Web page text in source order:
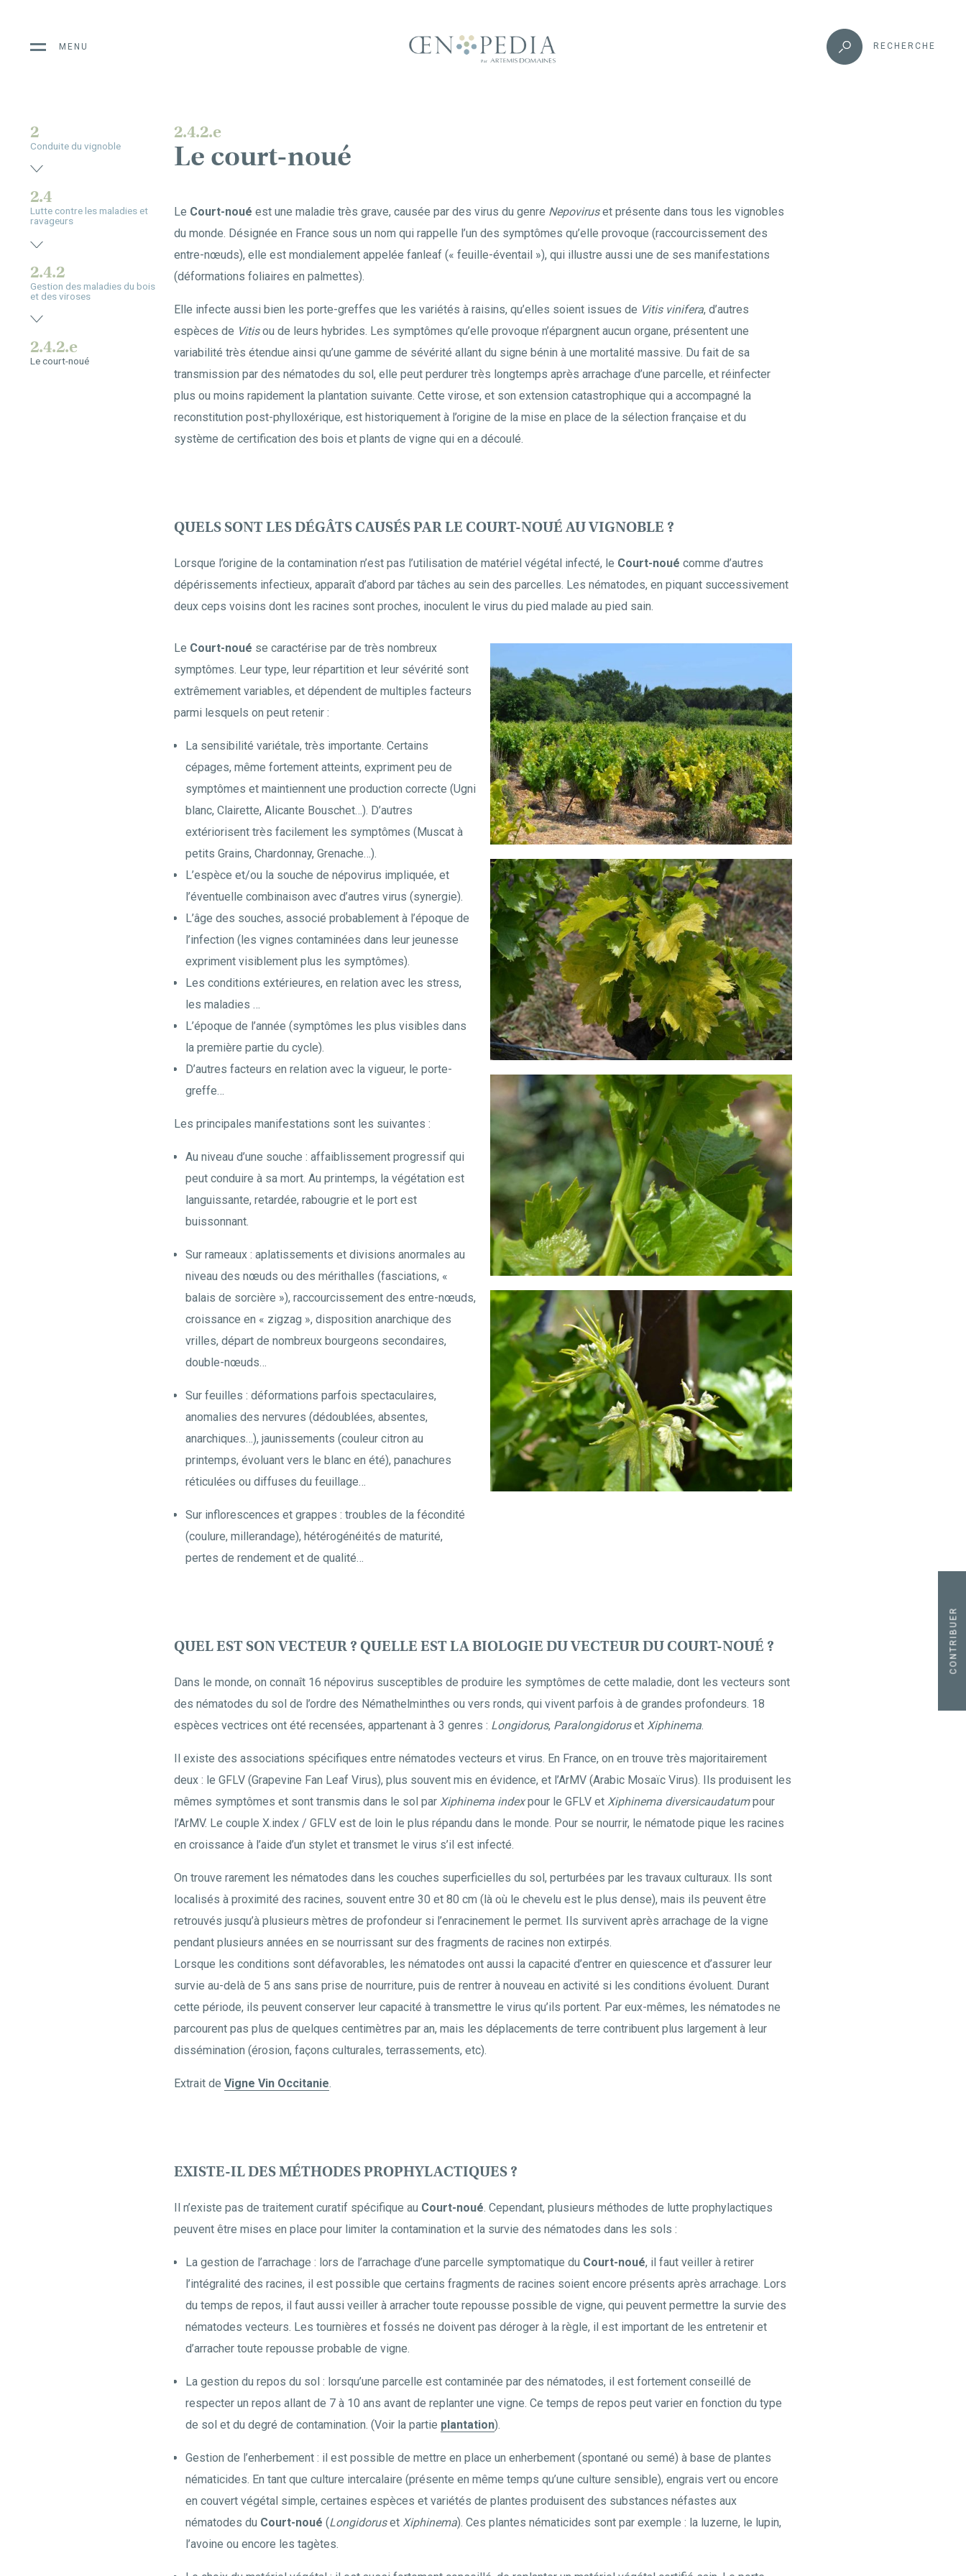
MENU RECHERCHE
2.4.2.e
Le court-noué
Le Court-noué est une maladie très grave, causée par des virus du genre Nepoviruset présente dans tous les vignobles
du monde. Désignée en France sous un nom qui rappelle l’un des symptômes qu’elle provoque (raccourcissement des
entre-nœuds), elle est mondialement appelée fanleaf (« feuille-éventail »), qui illustre aussi une de ses manifestations
(déformations foliaires en palmettes).
Elle infecte aussi bien les porte-greffes que les variétés à raisins, qu’elles soient issues de Vitis vinifera, d’autres
espèces de Vitisou de leurs hybrides. Les symptômes qu’elle provoque n’épargnent aucun organe, présentent une
variabilité très étendue ainsi qu’une gamme de sévérité allant du signe bénin à une mortalité massive. Du fait de sa
transmission par des nématodes du sol, elle peut perdurer très longtemps après arrachage d’une parcelle, et réinfecter
plus ou moins rapidement la plantation suivante. Cette virose, et son extension catastrophique qui a accompagné la
reconstitution post-phylloxérique, est historiquement à l’origine de la mise en place de la sélection française et du
système de certification des bois et plants de vigne qui en a découlé.
QUELS SONT LES DÉGÂTS CAUSÉS PAR LE COURT-NOUÉ AU VIGNOBLE ?
Lorsque l’origine de la contamination n’est pas l’utilisation de matériel végétal infecté, le Court-noué comme d’autres
dépérissements infectieux, apparaît d’abord par tâches au sein des parcelles. Les nématodes, en piquant successivement
deux ceps voisins dont les racines sont proches, inoculent le virus du pied malade au pied sain.
Le Court-noué se caractérise par de très nombreux
symptômes. Leur type, leur répartition et leur sévérité sont
extrêmement variables, et dépendent de multiples facteurs
parmi lesquels on peut retenir :
La sensibilité variétale, très importante. Certains
cépages, même fortement atteints, expriment peu de
symptômes et maintiennent une production correcte (Ugni
blanc, Clairette, Alicante Bouschet…). D’autres
extériorisent très facilement les symptômes (Muscat à
petits Grains, Chardonnay, Grenache…).
L’espèce et/ou la souche de népovirus impliquée, et
l’éventuelle combinaison avec d’autres virus (synergie).
L’âge des souches, associé probablement à l’époque de
l’infection (les vignes contaminées dans leur jeunesse
expriment visiblement plus les symptômes).
Les conditions extérieures, en relation avec les stress,
les maladies …
L’époque de l’année (symptômes les plus visibles dans
la première partie du cycle).
D’autres facteurs en relation avec la vigueur, le porte-
greffe…
Les principales manifestations sont les suivantes :
Au niveau d’une souche : affaiblissement progressif qui
peut conduire à sa mort. Au printemps, la végétation est
languissante, retardée, rabougrie et le port est
buissonnant.
Sur rameaux : aplatissements et divisions anormales au
niveau des nœuds ou des mérithalles (fasciations, «
balais de sorcière »), raccourcissement des entre-nœuds,
croissance en « zigzag », disposition anarchique des
vrilles, départ de nombreux bourgeons secondaires,
double-nœuds…
Sur feuilles : déformations parfois spectaculaires,
anomalies des nervures (dédoublées, absentes,
anarchiques…), jaunissements (couleur citron au
printemps, évoluant vers le blanc en été), panachures
réticulées ou diffuses du feuillage…
Sur inflorescences et grappes : troubles de la fécondité
(coulure, millerandage), hétérogénéités de maturité,
pertes de rendement et de qualité…
QUEL EST SON VECTEUR ? QUELLE EST LA BIOLOGIE DU VECTEUR DU COURT-NOUÉ ?
Dans le monde, on connaît 16 népovirus susceptibles de produire les symptômes de cette maladie, dont les vecteurs sont
des nématodes du sol de l’ordre des Némathelminthes ou vers ronds, qui vivent parfois à de grandes profondeurs. 18
espèces vectrices ont été recensées, appartenant à 3 genres : Longidorus, Paralongidoruset Xiphinema.
Il existe des associations spécifiques entre nématodes vecteurs et virus. En France, on en trouve très majoritairement
deux : le GFLV (Grapevine Fan Leaf Virus), plus souvent mis en évidence, et l’ArMV (Arabic Mosaïc Virus). Ils produisent les
mêmes symptômes et sont transmis dans le sol par Xiphinema indexpour le GFLV et Xiphinema diversicaudatumpour
l’ArMV. Le couple X.index / GFLV est de loin le plus répandu dans le monde. Pour se nourrir, le nématode pique les racines
en croissance à l’aide d’un stylet et transmet le virus s’il est infecté.
On trouve rarement les nématodes dans les couches superficielles du sol, perturbées par les travaux culturaux. Ils sont
localisés à proximité des racines, souvent entre 30 et 80 cm (là où le chevelu est le plus dense), mais ils peuvent être
retrouvés jusqu’à plusieurs mètres de profondeur si l’enracinement le permet. Ils survivent après arrachage de la vigne
pendant plusieurs années en se nourrissant sur des fragments de racines non extirpés.
Lorsque les conditions sont défavorables, les nématodes ont aussi la capacité d’entrer en quiescence et d’assurer leur
survie au-delà de 5 ans sans prise de nourriture, puis de rentrer à nouveau en activité si les conditions évoluent. Durant
cette période, ils peuvent conserver leur capacité à transmettre le virus qu’ils portent. Par eux-mêmes, les nématodes ne
parcourent pas plus de quelques centimètres par an, mais les déplacements de terre contribuent plus largement à leur
dissémination (érosion, façons culturales, terrassements, etc).
Extrait de Vigne Vin Occitanie.
EXISTE-IL DES MÉTHODES PROPHYLACTIQUES ?
Il n’existe pas de traitement curatif spécifique au Court-noué. Cependant, plusieurs méthodes de lutte prophylactiques
peuvent être mises en place pour limiter la contamination et la survie des nématodes dans les sols :
La gestion de l’arrachage : lors de l’arrachage d’une parcelle symptomatique du Court-noué, il faut veiller à retirer
l’intégralité des racines, il est possible que certains fragments de racines soient encore présents après arrachage. Lors
du temps de repos, il faut aussi veiller à arracher toute repousse possible de vigne, qui peuvent permettre la survie des
nématodes vecteurs. Les tournières et fossés ne doivent pas déroger à la règle, il est important de les entretenir et
d’arracher toute repousse probable de vigne.
La gestion du repos du sol : lorsqu’une parcelle est contaminée par des nématodes, il est fortement conseillé de
respecter un repos allant de 7 à 10 ans avant de replanter une vigne. Ce temps de repos peut varier en fonction du type
de sol et du degré de contamination. (Voir la partie plantation).
Gestion de l’enherbement : il est possible de mettre en place un enherbement (spontané ou semé) à base de plantes
nématicides. En tant que culture intercalaire (présente en même temps qu’une culture sensible), engrais vert ou encore
en couvert végétal simple, certaines espèces et variétés de plantes produisent des substances néfastes aux
nématodes du Court-noué (Longidoruset Xiphinema). Ces plantes nématicides sont par exemple : la luzerne, le lupin,
l’avoine ou encore les tagètes.
CONTRIBUER
2
Conduite du vignoble
2.4
Lutte contre les maladies et
ravageurs
2.4.2
Gestion des maladies du bois
et des viroses
2.4.2.e
Le court-noué